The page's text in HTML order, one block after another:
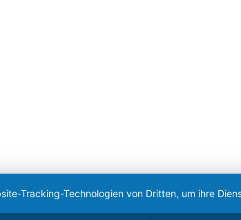
Tracking-Technologien von Dritten, um ihre